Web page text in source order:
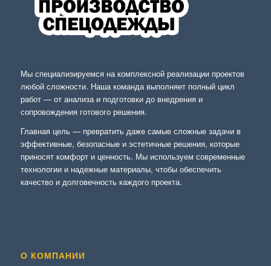
Мы специализируемся на комплексной реализации проектов
любой сложности. Наша команда выполняет полный цикл
работ — от анализа и подготовки до внедрения и
сопровождения готового решения.
Главная цель — превратить даже самые сложные задачи в
эффективные, безопасные и эстетичные решения, которые
приносят комфорт и ценность. Мы используем современные
технологии и надежные материалы, чтобы обеспечить
качество и долговечность каждого проекта.
О КОМПАНИИ